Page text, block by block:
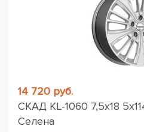
14 720 руб.
СКАД KL-1060 7,5x18
Селена